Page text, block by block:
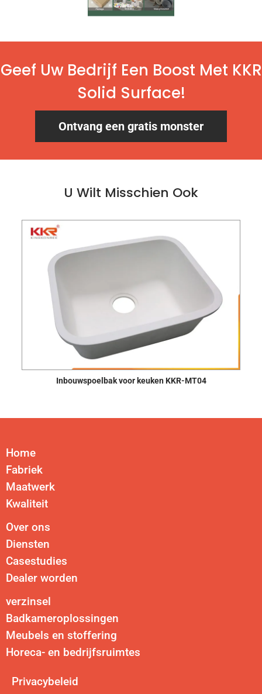
Geef Uw Bedrijf Een Boost Met KKR
Solid Surface!
Ontvang een gratis monster
U Wilt Misschien Ook
Inbouwspoelbak voor keuken KKR-MT04
Home
Fabriek
Maatwerk
Kwaliteit
Over ons
Diensten
Casestudies
Dealer worden
verzinsel
Badkameroplossingen
Meubels en stoffering
Horeca- en bedrijfsruimtes
Privacybeleid